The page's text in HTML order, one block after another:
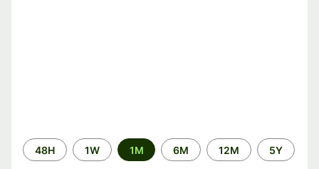
Time
period
48H 1W 1M 6M 12M 5Y